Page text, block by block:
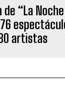
“La Noche
artistas